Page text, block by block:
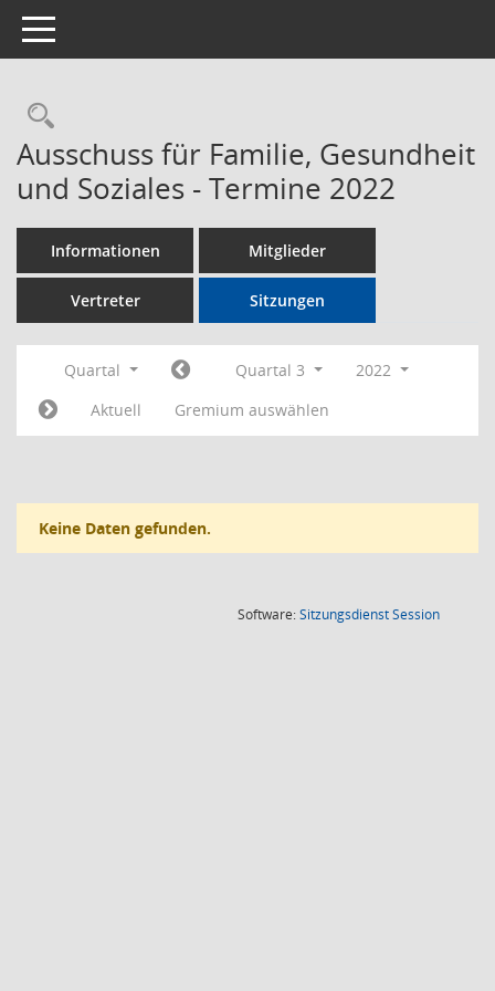
Toggle navigation
Rechercheauswahl
Ausschuss für Familie, Gesundheit
und Soziales - Termine 2022
Informationen Mitglieder
Vertreter Sitzungen
Quartal Quartal 3
2022
Aktuell
Gremium auswählen
Keine Daten gefunden.
Software:SitzungsdienstSession(Wird in